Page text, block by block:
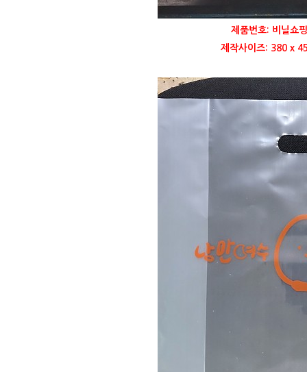
제품번호: 비닐쇼
제작사이즈: 380 x